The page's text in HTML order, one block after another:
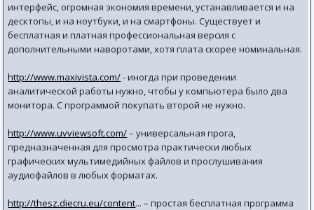
интерфейс, огромная экономия времени, устанавливается и на
десктопы, и на ноутбуки, и на смартфоны. Существует и
бесплатная и платная профессиональная версия с
дополнительными наворотами, хотя плата скорее номинальная.
http://www.maxivista.com/- иногда при проведении
аналитической работы нужно, чтобы у компьютера было два
монитора. С программой покупать второй не нужно.
http://www.uvviewsoft.com/– универсальная прога,
предназначенная для просмотра практически любых
графических мультимедийных файлов и прослушивания
аудиофайлов в любых форматах.
http://thesz.diecru.eu/content... – простая бесплатная программа